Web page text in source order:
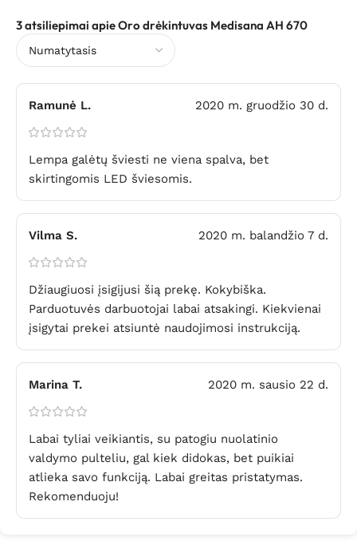
3 atsiliepimai apieOro drėkintuvas Medisana AH 670
Ramunė L. 2020 m. gruodžio 30 d.
Lempa galėtų šviesti ne viena spalva, bet
skirtingomis LED šviesomis.
Vilma S. 2020 m. balandžio 7 d.
Džiaugiuosi įsigijusi šią prekę. Kokybiška.
Parduotuvės darbuotojai labai atsakingi. Kiekvienai
įsigytai prekei atsiuntė naudojimosi instrukciją.
Marina T. 2020 m. sausio 22 d.
Labai tyliai veikiantis, su patogiu nuolatinio
valdymo pulteliu, gal kiek didokas, bet puikiai
atlieka savo funkciją. Labai greitas pristatymas.
Rekomenduoju!